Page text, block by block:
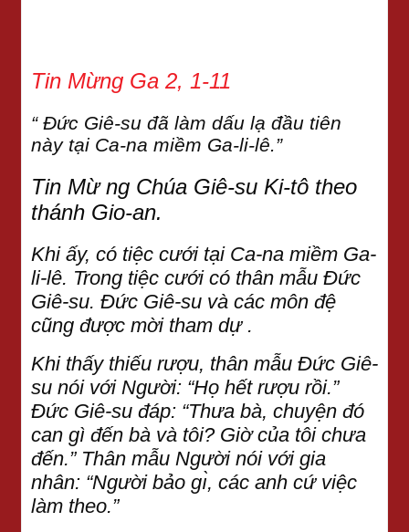
Tin Mừng Ga 2, 1-11
“ Đức Giê-su đã làm dấu lạ đầu tiên
này tại Ca-na miềm Ga-li-lê.”
Tin Mừ ng Chúa Giê-su Ki-tô theo
thánh Gio-an.
Khi ấy, có tiệc cưới tại Ca-na miềm Ga-
li-lê. Trong tiệc cưới có thân mẫu Đức
Giê-su. Đức Giê-su và các môn đệ
cũng được mời tham dự .
Khi thấy thiếu rượu, thân mẫu Đức Giê-
su nói với Người: “Họ hết rượu rồi.”
Đức Giê-su đáp: “Thưa bà, chuyện đó
can gì đến bà và tôi? Giờ của tôi chưa
đến.” Thân mẫu Người nói với gia
nhân: “Người bảo gı̀, các anh cứ việc
làm theo.”